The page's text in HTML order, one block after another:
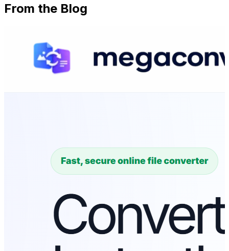
From the Blog